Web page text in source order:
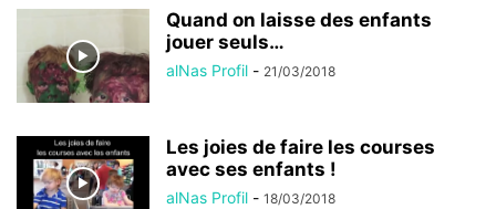
Quand on laisse des enfants
jouer seuls…
alNas Profil - 21/03/2018
Les joies de faire les courses
avec ses enfants !
alNas Profil - 18/03/2018